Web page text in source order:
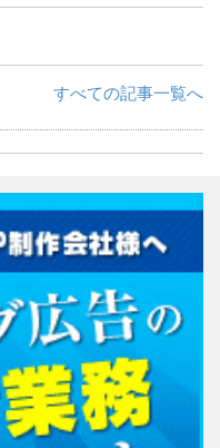
すべての記事一覧へ